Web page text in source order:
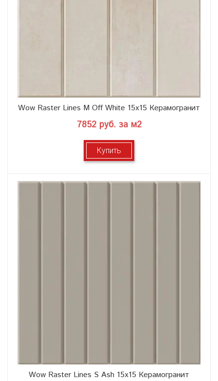
Wow Raster Lines M Off White 15x15 Керамогранит
7852 руб. за м2
Купить
Wow Raster Lines S Ash 15x15 Керамогранит